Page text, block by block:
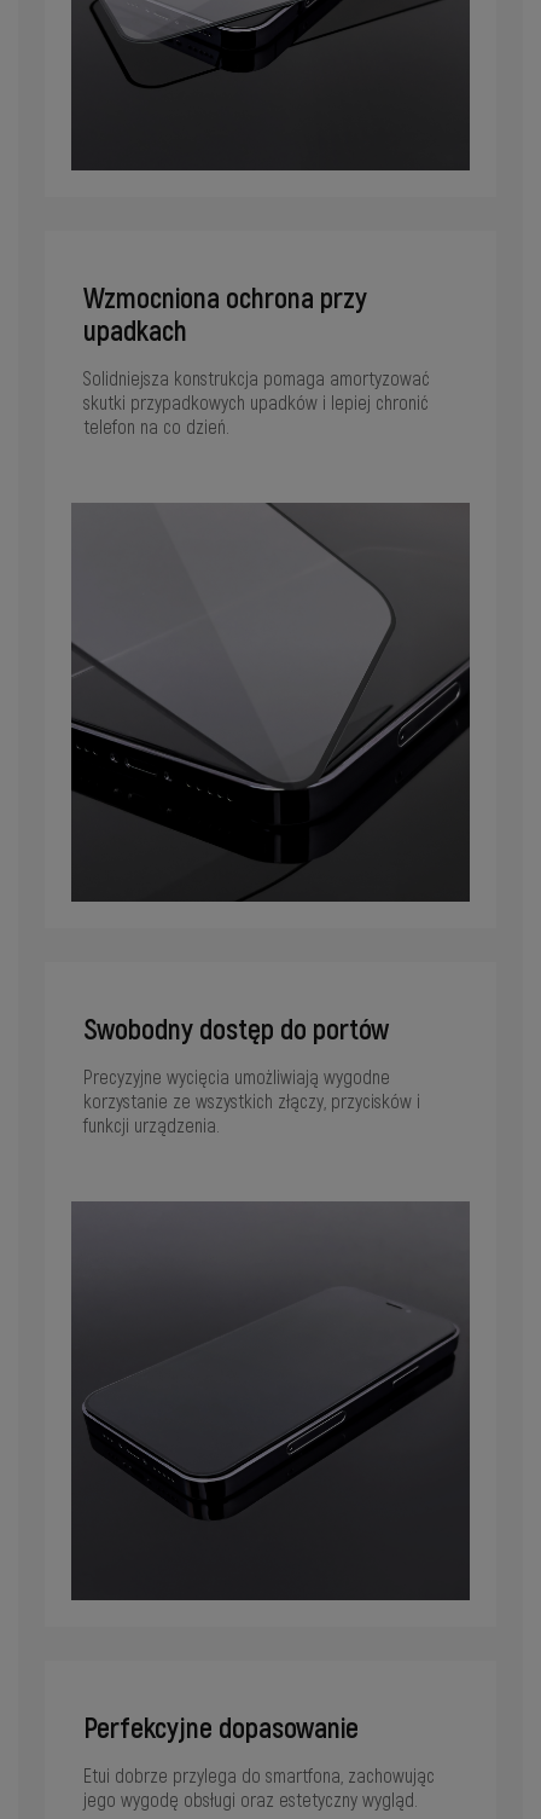
Wzmocniona ochrona przy
upadkach
Solidniejsza konstrukcja pomaga amortyzować
skutki przypadkowych upadków i lepiej chronić
telefon na co dzień.
Swobodny dostęp do portów
Precyzyjne wycięcia umożliwiają wygodne
korzystanie ze wszystkich złączy, przycisków i
funkcji urządzenia.
Perfekcyjne dopasowanie
Etui dobrze przylega do smartfona, zachowując
jego wygodę obsługi oraz estetyczny wygląd.